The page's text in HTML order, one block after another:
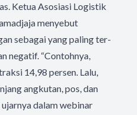
Ketua Asosiasi Logistik
menyebut
sebagai yang paling ter-
negatif. “Contohnya,
14,98 persen. Lalu,
angkutan, pos, dan
ujarnya dalam webinar